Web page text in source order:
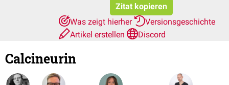
Zitat kopieren
Was zeigt hierher
Versionsgeschichte
Artikel erstellen
Discord
Calcineurin